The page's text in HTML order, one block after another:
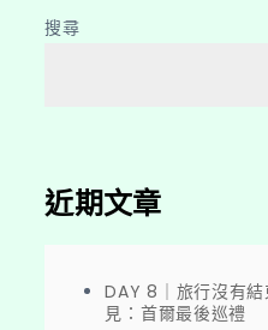
搜尋
近期文章
DAY 8｜旅行沒有
見：首爾最後巡禮